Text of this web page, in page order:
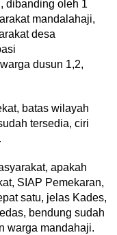
dibanding oleh 1
mandalahaji,
desa
dusun 1,2,
batas wilayah
tersedia, ciri
apakah
SIAP Pemekaran,
satu, jelas Kades,
bendung sudah
warga mandahaji.